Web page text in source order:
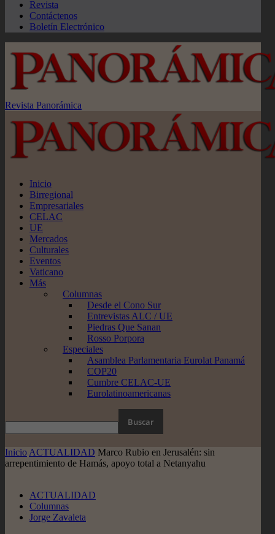
Revista
Contáctenos
Boletín Electrónico
Revista Panorámica
Inicio
Birregional
Empresariales
CELAC
UE
Mercados
Culturales
Eventos
Vaticano
Más
Columnas
Desde el Cono Sur
Entrevistas ALC / UE
Piedras Que Sanan
Rosso Porpora
Especiales
Asamblea Parlamentaria Eurolat Panamá
COP20
Cumbre CELAC-UE
Eurolatinoamericanas
Inicio ACTUALIDAD Marco Rubio en Jerusalén: sin
arrepentimiento de Hamás, apoyo total a Netanyahu
ACTUALIDAD
Columnas
Jorge Zavaleta